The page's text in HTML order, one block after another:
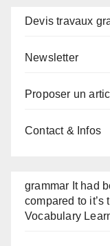
Devis travaux
Newsletter
Proposer un
Contact & Infos
grammar It had
compared to it’s
Vocabulary